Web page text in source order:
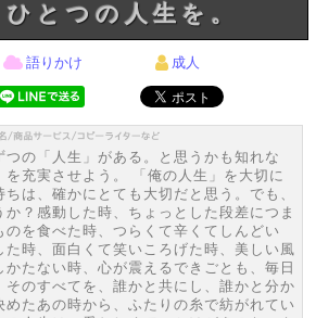
ひとつの人生を。
語りかけ 成人
の「人生」がある。と思うかも知れな
充実させよう。 「俺の人生」を大切に
は、確かにとても大切だと思う。でも、
？感動した時、ちょっとした段差につま
を食べた時、つらくて辛くてしんどい
時、面白くて笑いころげた時、美しい風
たない時、心が震えるできごとも、毎日
のすべてを、誰かと共にし、誰かと分か
めたあの時から、ふたりの糸で紡がれてい